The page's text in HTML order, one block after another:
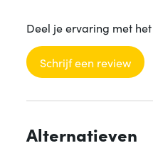
Deel je ervaring met
Schrijf een review
Alternatieven